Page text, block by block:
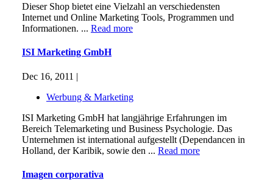
Dieser Shop bietet eine Vielzahl an verschiedensten
Internet und Online Marketing Tools, Programmen und
Informationen. ... Read more
ISI Marketing GmbH
Dec 16, 2011 |
Werbung & Marketing
ISI Marketing GmbH hat langjährige Erfahrungen im
Bereich Telemarketing und Business Psychologie. Das
Unternehmen ist international aufgestellt (Dependancen in
Holland, der Karibik, sowie den ... Read more
Imagen corporativa